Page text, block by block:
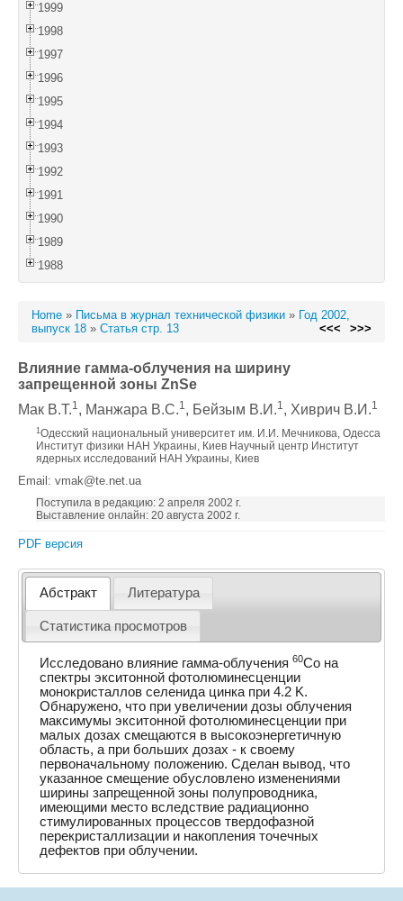
1999
1998
1997
1996
1995
1994
1993
1992
1991
1990
1989
1988
Home » Письма в журнал технической физики » Год 2002,
выпуск 18 » Статья стр. 13 <<< >>>
Влияние гамма-облучения на ширину
запрещенной зоны ZnSe
Мак В.Т.1, Манжара В.С.1, Бейзым В.И.1, Хиврич В.И.1
1 Одесский национальный университет им. И.И. Мечникова, Одесса
Институт физики НАН Украины, Киев Научный центр Институт
ядерных исследований НАН Украины, Киев
Email: vmak@te.net.ua
Поступила в редакцию: 2 апреля 2002 г.
Выставление онлайн: 20 августа 2002 г.
PDF версия
Абстракт Литература
Статистика просмотров
Исследовано влияние гамма-облучения60Co на
спектры экситонной фотолюминесценции
монокристаллов селенида цинка при 4.2 K.
Обнаружено, что при увеличении дозы облучения
максимумы экситонной фотолюминесценции при
малых дозах смещаются в высокоэнергетичную
область, а при больших дозах - к своему
первоначальному положению. Сделан вывод, что
указанное смещение обусловлено изменениями
ширины запрещенной зоны полупроводника,
имеющими место вследствие радиационно
стимулированных процессов твердофазной
перекристаллизации и накопления точечных
дефектов при облучении.